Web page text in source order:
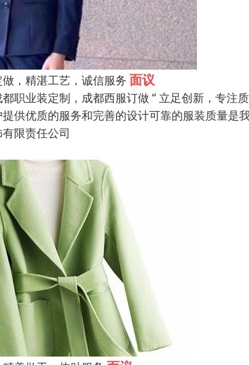
，精湛工艺，诚信服务 面议
职业装定制，成都西服订做 “ 立足创新，专
供优质的服务和完善的设计可靠的服装质量
限责任公司